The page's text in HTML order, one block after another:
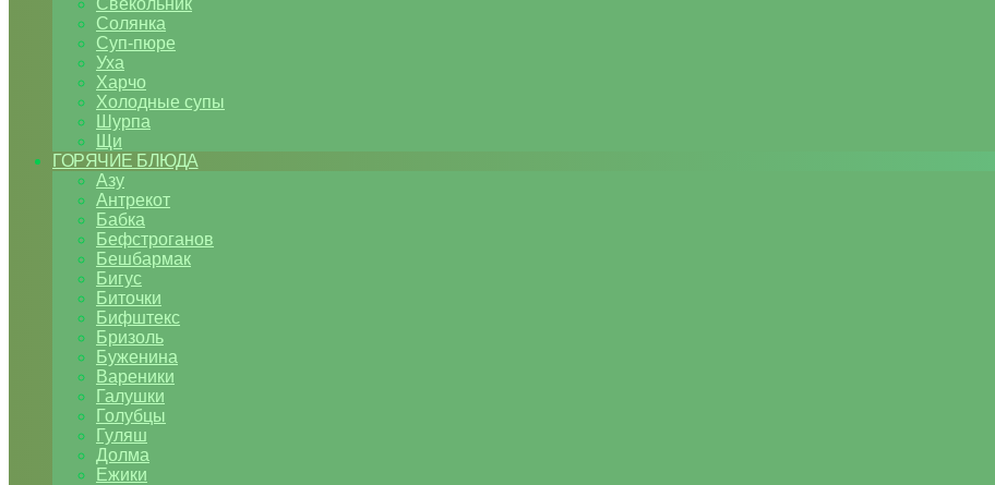
Свекольник
Солянка
Суп-пюре
Уха
Харчо
Холодные супы
Шурпа
Щи
ГОРЯЧИЕ БЛЮДА
Азу
Антрекот
Бабка
Бефстроганов
Бешбармак
Бигус
Биточки
Бифштекс
Бризоль
Буженина
Вареники
Галушки
Голубцы
Гуляш
Долма
Ежики